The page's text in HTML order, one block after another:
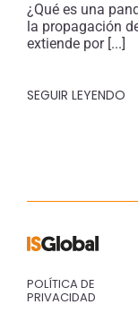
¿Qué es una
la propagación
extiende por [...]
SEGUIR LEYENDO
POLÍTICA DE
PRIVACIDAD